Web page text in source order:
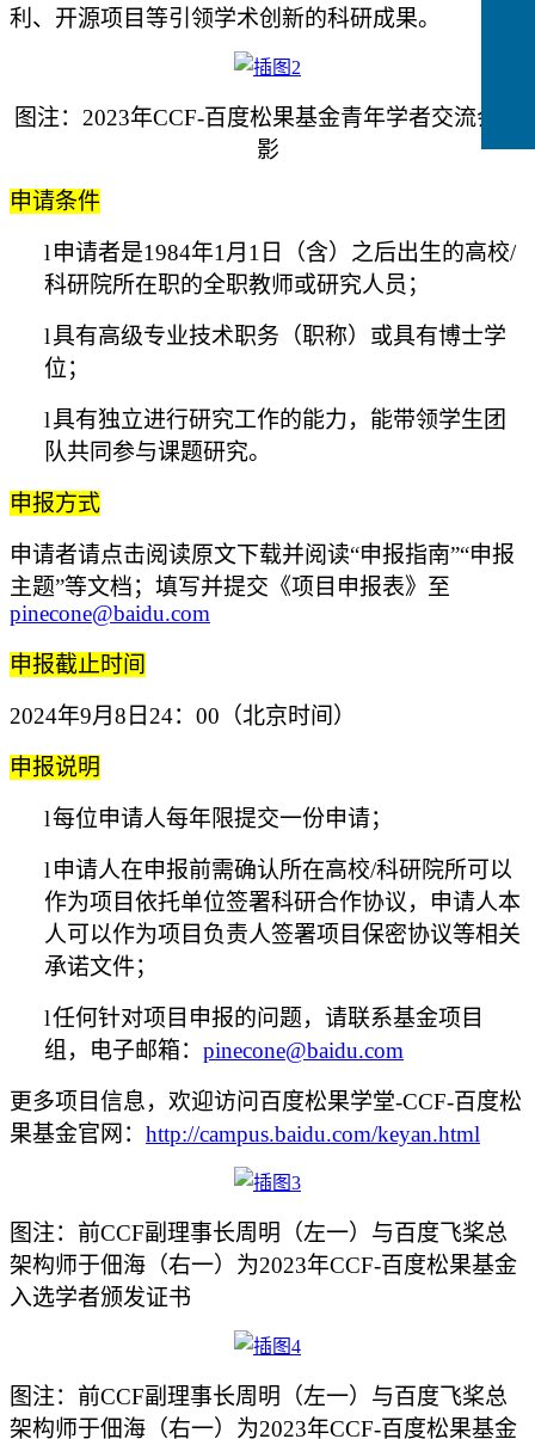
利、开源项目等引领学术创新的科研成果。
图注：2023年CCF-百度松果基金青年学者交流会合
影
申请条件
l 申请者是1984年1月1日（含）之后出生的高校/
科研院所在职的全职教师或研究人员；
l具有高级专业技术职务（职称）或具有博士学
位；
l具有独立进行研究工作的能力，能带领学生团
队共同参与课题研究。
申报方式
申请者请点击阅读原文下载并阅读“申报指南”“申报
主题”等文档；填写并提交《项目申报表》至
pinecone@baidu.com
申报截止时间
2024年9月8日24：00（北京时间）
申报说明
l每位申请人每年限提交一份申请；
l 申请人在申报前需确认所在高校/科研院所可以
作为项目依托单位签署科研合作协议，申请人本
人可以作为项目负责人签署项目保密协议等相关
承诺文件；
l任何针对项目申报的问题，请联系基金项目
组，电子邮箱： pinecone@baidu.com
更多项目信息，欢迎访问百度松果学堂-CCF-百度松
果基金官网： http://campus.baidu.com/keyan.html
图注：前CCF副理事长周明（左一）与百度飞桨总
架构师于佃海（右一）为2023年CCF-百度松果基金
入选学者颁发证书
图注：前CCF副理事长周明（左一）与百度飞桨总
架构师于佃海（右一）为2023年CCF-百度松果基金